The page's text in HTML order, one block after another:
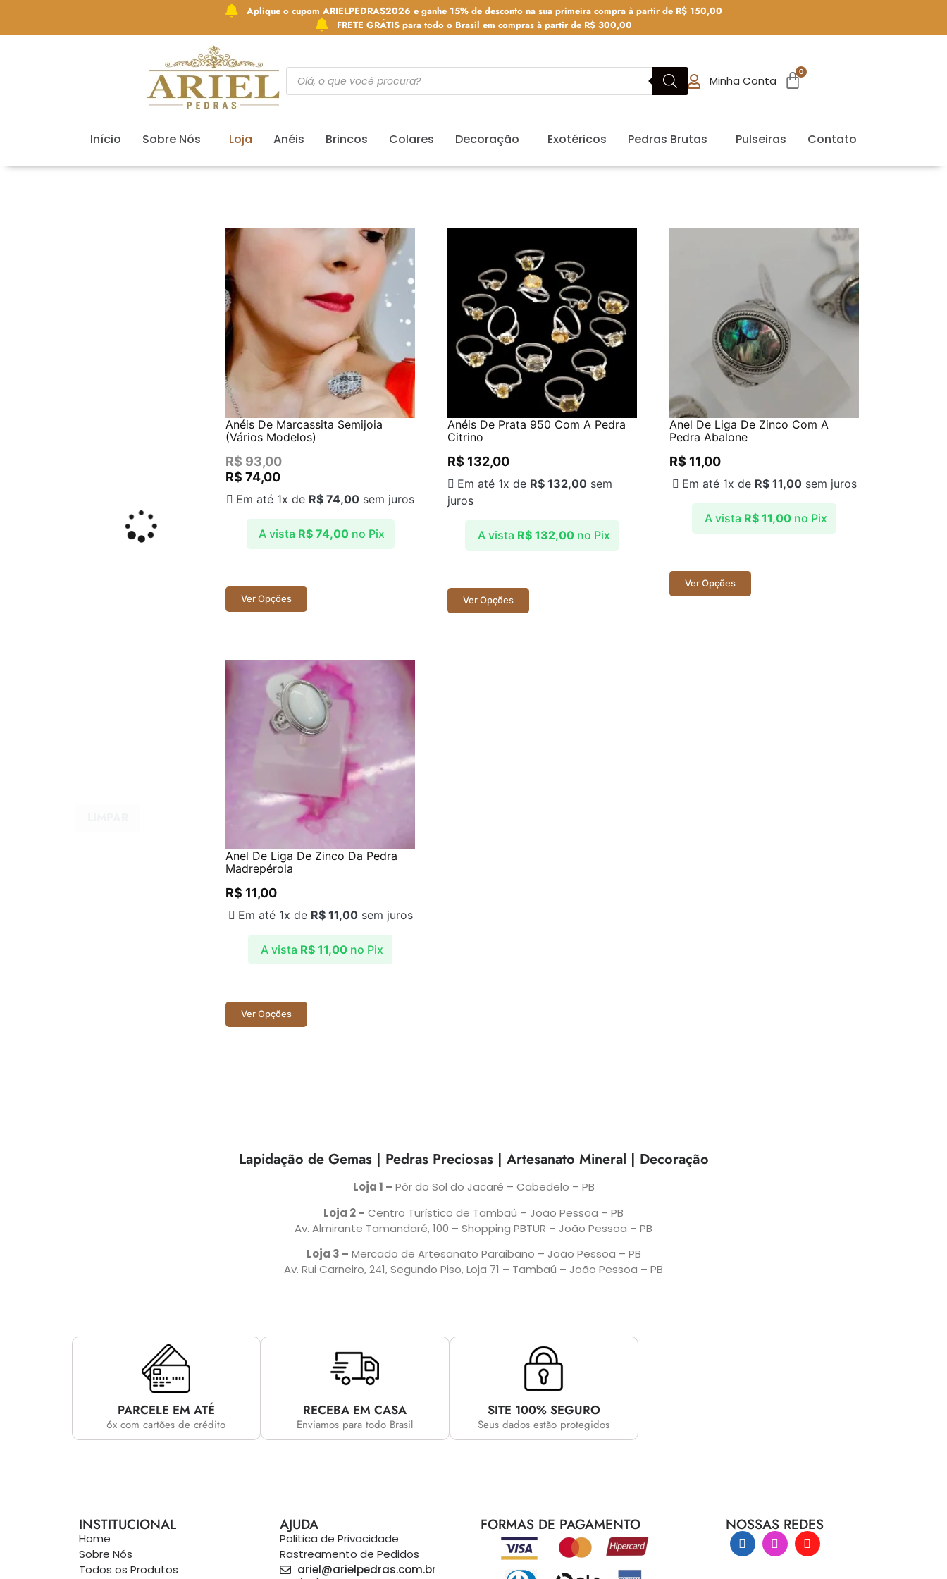
Aplique o cupom ARIELPEDRAS2026 e ganhe 15% de desconto na sua primeira compra à partir de R$ 150,00
FRETE GRÁTIS para todo o Brasil em compras à partir de R$ 300,00
Minha Conta
Início Sobre Nós Loja Anéis Brincos Colares Decoração Exotéricos Pedras Brutas Pulseiras Contato
Anéis De Marcassita Semijoia
(Vários Modelos)
R$93,00
R$ 74,00
A vista R$ 74,00 no Pix
Em até 1x de R$ 74,00 sem juros
Ver Opções
Anéis De Prata 950 Com A Pedra
Citrino
R$ 132,00
A vista R$132,00 no Pix
Em até 1x de R$ 132,00 sem
juros
Ver Opções
Anel De Liga De Zinco Com A
Pedra Abalone
R$ 11,00
A vista R$11,00 no Pix
Em até 1x de R$11,00sem juros
Ver Opções
Anel De Liga De Zinco Da Pedra
Madrepérola
R$ 11,00
A vista R$11,00 no Pix
Em até 1x de R$11,00sem juros
Ver Opções
Lapidação de Gemas | Pedras Preciosas | Artesanato Mineral | Decoração
Loja 1 – Pôr do Sol do Jacaré – Cabedelo – PB
Loja 2 – Centro Turístico de Tambaú – João Pessoa – PB
Av. Almirante Tamandaré, 100 – Shopping PBTUR – João Pessoa – PB
Loja 3 – Mercado de Artesanato Paraibano – João Pessoa – PB
Av. Rui Carneiro, 241, Segundo Piso, Loja 71 – Tambaú – João Pessoa – PB
PARCELE EM ATÉ
6x com cartões de crédito
RECEBA EM CASA
Enviamos para todo Brasil
SITE 100% SEGURO
Seus dados estão protegidos
INSTITUCIONAL
Home
Sobre Nós
Todos os Produtos
AJUDA
Politica de Privacidade
Rastreamento de Pedidos
ariel@arielpedras.com.br
FORMAS DE PAGAMENTO NOSSAS REDES